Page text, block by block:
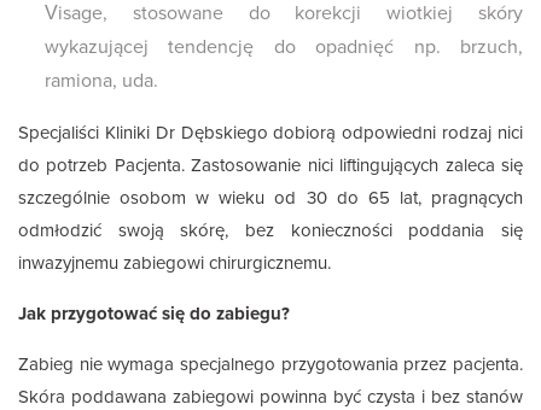
Visage, stosowane do korekcji wiotkiej skóry
wykazującej tendencję do opadnięć np. brzuch,
ramiona, uda.
Specjaliści Kliniki Dr Dębskiego dobiorą odpowiedni rodzaj nici
do potrzeb Pacjenta. Zastosowanie nici liftingujących zaleca się
szczególnie osobom w wieku od 30 do 65 lat, pragnących
odmłodzić swoją skórę, bez konieczności poddania się
inwazyjnemu zabiegowi chirurgicznemu.
Jak przygotować się do zabiegu?
Zabieg nie wymaga specjalnego przygotowania przez pacjenta.
Skóra poddawana zabiegowi powinna być czysta i bez stanów